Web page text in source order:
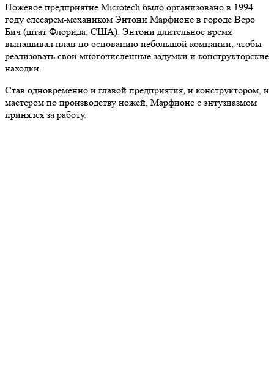
Ножевое предприятие Microtech было организовано в 1994
году слесарем-механиком Энтони Марфионе в городе Веро
Бич (штат Флорида, США). Энтони длительное время
вынашивал план по основанию небольшой компании, чтобы
реализовать свои многочисленные задумки и конструкторские
находки.
Став одновременно и главой предприятия, и конструктором, и
мастером по производству ножей, Марфионе с энтузиазмом
принялся за работу.